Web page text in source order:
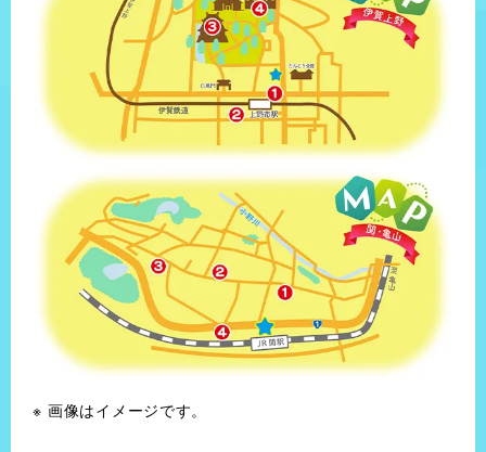
画像はイメージです。